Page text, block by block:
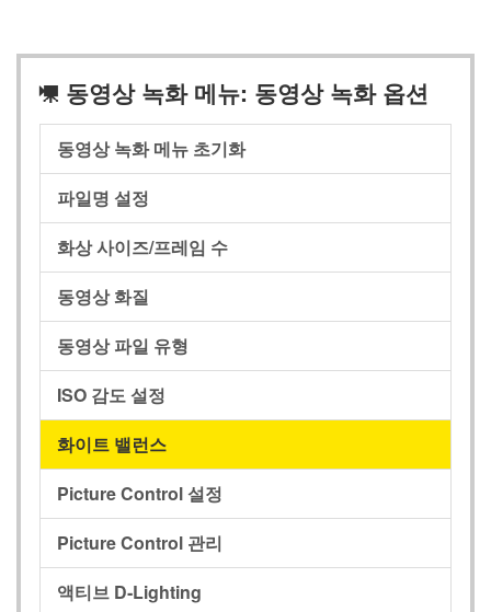
1 동영상 녹화 메뉴: 동영상 녹화 옵션
동영상 녹화 메뉴 초기화
파일명 설정
화상 사이즈/프레임 수
동영상 화질
동영상 파일 유형
ISO 감도 설정
화이트 밸런스
Picture Control 설정
Picture Control 관리
액티브 D‑Lighting